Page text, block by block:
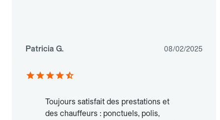
Patricia G. 08/02/2025
Toujours satisfait des prestations et
des chauffeurs : ponctuels, polis,